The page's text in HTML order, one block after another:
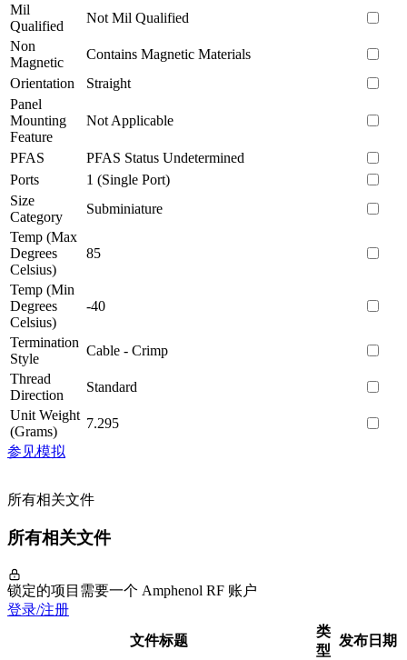
Mil
Qualified
Not Mil Qualified
Non
Magnetic
Contains Magnetic Materials
Orientation
Straight
Panel
Mounting
Feature
Not Applicable
PFAS
PFAS Status Undetermined
Ports
1 (Single Port)
Size
Category
Subminiature
Temp (Max
Degrees
Celsius)
85
Temp (Min
Degrees
Celsius)
-40
Termination
Style
Cable - Crimp
Thread
Direction
Standard
Unit Weight
(Grams)
7.295
参见模拟
所有相关文件
所有相关文件
锁定的项目需要一个 Amphenol RF 账户
登录/注册
文件标题
类
型
发布日期